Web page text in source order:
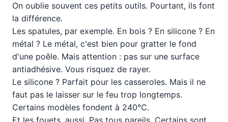
On oublie souvent ces petits outils. Pourtant, ils font
la différence.
Les spatules, par exemple. En bois ? En silicone ? En
métal ? Le métal, c'est bien pour gratter le fond
d'une poêle. Mais attention : pas sur une surface
antiadhésive. Vous risquez de rayer.
Le silicone ? Parfait pour les casseroles. Mais il ne
faut pas le laisser sur le feu trop longtemps.
Certains modèles fondent à 240°C.
Et les fouets, aussi. Pas tous pareils. Certains sont